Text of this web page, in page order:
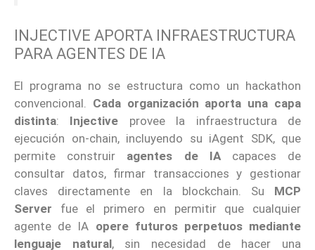
INJECTIVE APORTA INFRAESTRUCTURA
PARA AGENTES DE IA
El programa no se estructura como un hackathon
convencional. Cada organización aporta una capa
distinta: Injective provee la infraestructura de
ejecución on-chain, incluyendo su iAgent SDK, que
permite construir agentes de IAcapaces de
consultar datos, firmar transacciones y gestionar
claves directamente en la blockchain. Su MCP
Server fue el primero en permitir que cualquier
agente de IA opere futuros perpetuos mediante
lenguaje natural, sin necesidad de hacer una